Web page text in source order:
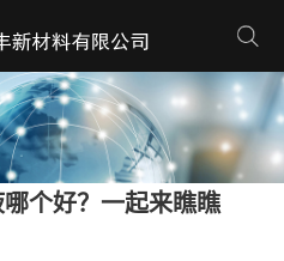
个好？一起来瞧瞧